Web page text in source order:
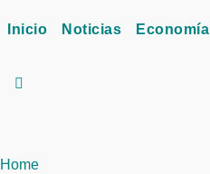
Inicio Noticias Economía
Home